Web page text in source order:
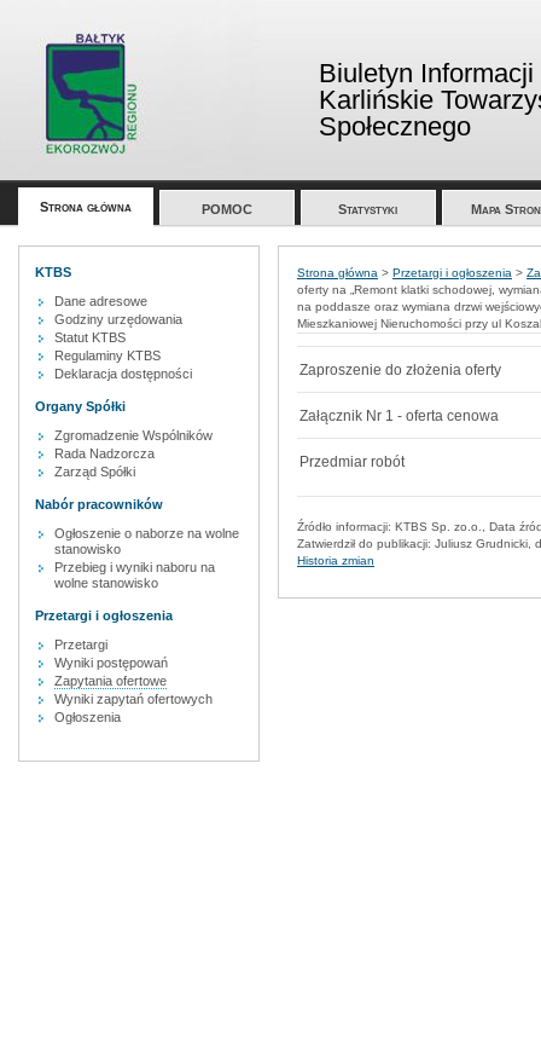
Biuletyn
Karlińskie
Społecznego
Strona główna POMOC Statystyki Mapa
KTBS
Dane adresowe
Godziny urzędowania
Statut KTBS
Regulaminy KTBS
Deklaracja dostępności
Organy Spółki
Zgromadzenie Wspólników
Rada Nadzorcza
Zarząd Spółki
Nabór pracowników
Ogłoszenie o naborze na wolne
stanowisko
Przebieg i wyniki naboru na
wolne stanowisko
Przetargi i ogłoszenia
Przetargi
Wyniki postępowań
Zapytania ofertowe
Wyniki zapytań ofertowych
Ogłoszenia
Strona główna > Przetargi i ogłoszenia >
oferty na „Remont klatki schodowej,
na poddasze oraz wymiana drzwi
Mieszkaniowej Nieruchomości przy ul
Zaproszenie do złożenia oferty
Załącznik Nr 1 - oferta cenowa
Przedmiar robót
Źródło informacji: KTBS Sp. zo.o.
, Data
Zatwierdził do publikacji: Juliusz Grudnicki ,
Historia zmian